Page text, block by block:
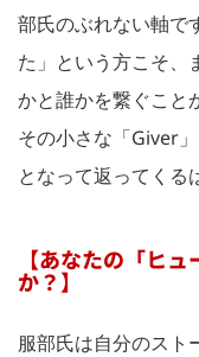
部氏のぶれない軸で
た」という方こそ、
かと誰かを繋ぐこと
その小さな「Giver
となって返ってくる
【あなたの「ヒ
か？】
服部氏は自分のスト